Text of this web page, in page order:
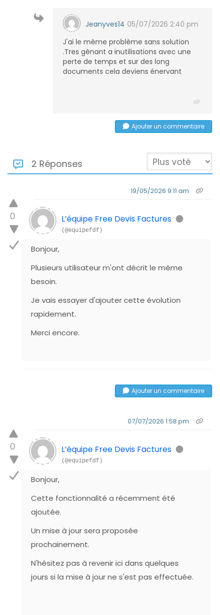
Jeanyves14 05/07/2026 2:40 pm
J'ai le même problème sans solution
.Tres gênant a inutilisations avec une
perte de temps et sur des long
documents cela deviens énervant
Ajouter un commentaire
2 Réponses
0
19/05/2026 9:11 am
L’équipe Free Devis Factures
(@equipefdf)
Bonjour,
Plusieurs utilisateur m'ont décrit le même
besoin.
Je vais essayer d'ajouter cette évolution
rapidement.
Merci encore.
Ajouter un commentaire
0
07/07/2026 1:58 pm
L’équipe Free Devis Factures
(@equipefdf)
Bonjour,
Cette fonctionnalité a récemment été
ajoutée.
Un mise à jour sera proposée
prochainement.
N'hésitez pas à revenir ici dans quelques
jours si la mise à jour ne s'est pas effectuée.